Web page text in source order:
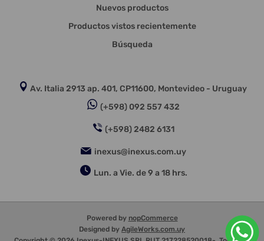
Nuevos productos
Productos vistos recientemente
Búsqueda
Av. Italia 2913 ap. 401, CP11600, Montevideo - Uruguay
(+598) 092 557 432
(+598) 2482 6131
inexus@inexus.com.uy
Lun. a Vie. de 9 a 18 hrs.
Powered by nopCommerce
Designed by AgileWorks.com.uy